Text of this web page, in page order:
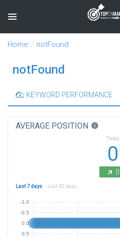
Toggle navigation
Home notFound
notFound
KEYWORD PERFORMANCE
AVERAGE POSITION info
Today
0
0
Last 7 days Last 30 days
-1.0
-0.5
0.0
0.5